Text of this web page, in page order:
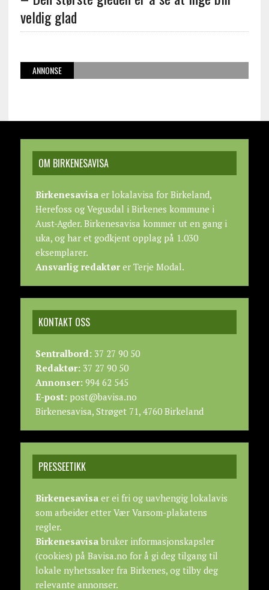
veldig glad
ANNONSE
OM BIRKENESAVISA
Birkenesavisaer lokalavisa for Birkeland,
Herefoss og Vegusdal i Birkenes kommune i
Aust-Agder. Birkenesavisa kommer ut en gang i
uka, og har et godkjent opplag på 1.030
eksemplarer.
Ansvarlig redaktører Terje Modal.
KONTAKT OSS
Sentralbord:37 27 90 50
Redaktør:37 27 90 50
Annonser:994 62 545
E-post:post@bavisa.no
Birkenesavisa, Strøget 71, 4760 Birkeland
PRESSEETIKK
Birkenesavisaer ei fri og uavhengig lokalavis
som arbeider etter Vær Varsom-plakatens
regler.
Birkenesavisabruker informasjonskapsler
(cookies) på Bavisa.no for å gi deg tilgang til
lokale nyhetssaker fra Birkenes, og tilby deg
relevante annonser.